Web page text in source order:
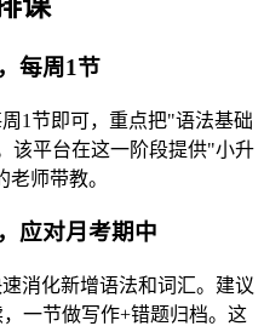
每周1节
1节即可，重点把"语法基础
该平台在这一阶段提供"小升
师带教。
应对月考期中
消化新增语法和词汇。建议
一节做写作+错题归档。这